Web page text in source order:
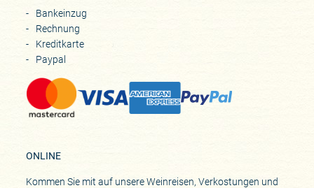
Bankeinzug
Rechnung
Kreditkarte
Paypal
ONLINE
Kommen Sie mit auf unsere Weinreisen, Verkostungen und